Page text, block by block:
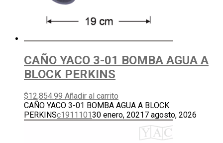
CAÑO YACO 3-01 BOMBA AGUA A
BLOCK PERKINS
$12,854.99 Añadir al carrito
CAÑO YACO 3-01 BOMBA AGUA A BLOCK
PERKINSc1911101 30 enero, 2021 7 agosto, 2026